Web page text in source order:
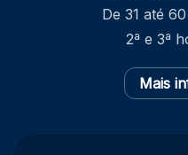
De 31 até
2ª e 3ª
Mais